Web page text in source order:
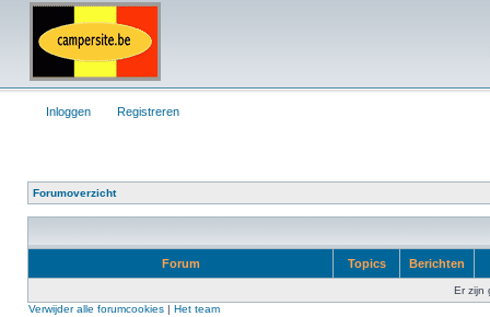
Inloggen Registreren
Forumoverzicht
Forum Topics Berichten
Er zijn
Verwijder alle forumcookies | Het team